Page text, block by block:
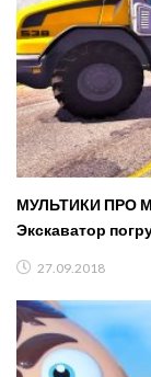
МУЛЬТИКИ ПРО
Экскаватор
27.09.2018